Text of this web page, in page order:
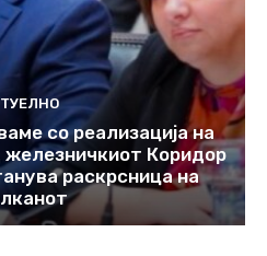
со реализација на
железничкиот Коридор
раскрсница на